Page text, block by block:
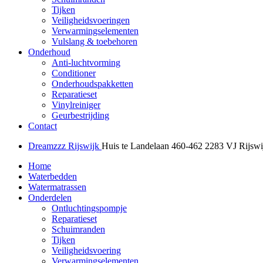
Tijken
Veiligheidsvoeringen
Verwarmingselementen
Vulslang & toebehoren
Onderhoud
Anti-luchtvorming
Conditioner
Onderhoudspakketten
Reparatieset
Vinylreiniger
Geurbestrijding
Contact
Dreamzzz Rijswijk Huis te Landelaan 460-462 2283 VJ
Home
Waterbedden
Watermatrassen
Onderdelen
Ontluchtingspompje
Reparatieset
Schuimranden
Tijken
Veiligheidsvoering
Verwarmingselementen